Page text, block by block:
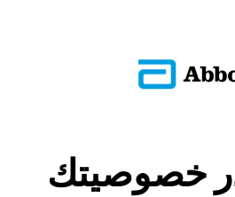
خصوصيتك